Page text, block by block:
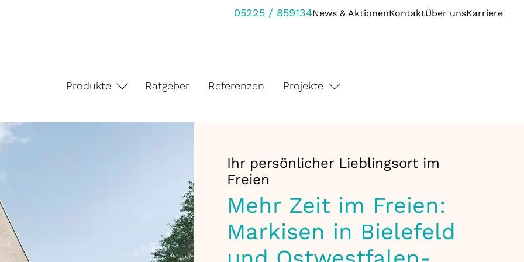
05225 / 859134News & AktionenKontaktÜber unsKarriere
Produkte
Ratgeber Referenzen Projekte
Ihr persönlicher Lieblingsort im
Freien
Mehr Zeit im Freien:
Markisen in Bielefeld